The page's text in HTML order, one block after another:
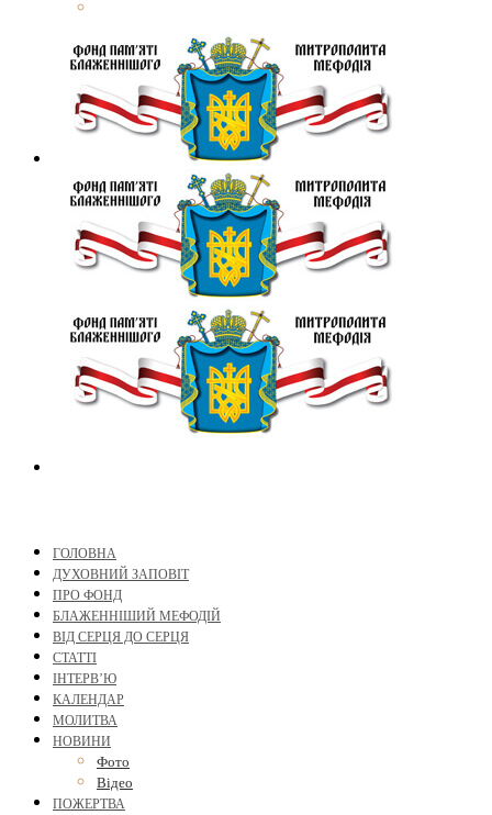
ГОЛОВНА
ДУХОВНИЙ ЗАПОВІТ
ПРО ФОНД
БЛАЖЕННІШИЙ МЕФОДІЙ
ВІД СЕРЦЯ ДО СЕРЦЯ
СТАТТІ
ІНТЕРВ’Ю
КАЛЕНДАР
МОЛИТВА
НОВИНИ
Фото
Відео
ПОЖЕРТВА